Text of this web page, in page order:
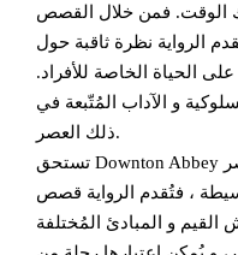
الوقت. فمن خلال القصص
الرواية نظرة ثاقبة حول
الحياة الخاصة للأفراد.
و الآداب المُتّبعة في
ذلك العصر.
تستحق Downton Abbey الاعتراف لقدرتها على دمج العناصر
، فتُقدم الرواية قصص
و المبادئ المُختلفة